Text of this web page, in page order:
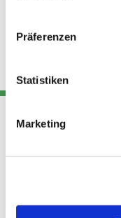
Präferenzen
Statistiken
Marketing
Adresse
Kirchengemeinde